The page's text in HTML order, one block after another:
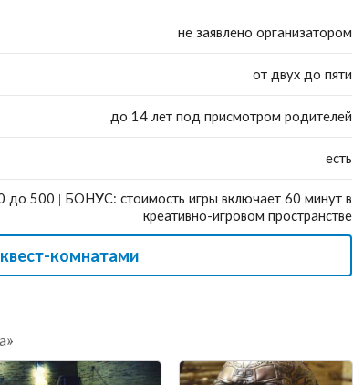
не заявлено организатором
от двух до пяти
до 14 лет под присмотром родителей
есть
до 500 | БОНУС: стоимость игры включает 60 минут в
креативно-игровом пространстве
комнатами